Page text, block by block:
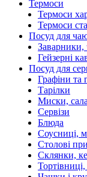
Термоси
Термоси
Термоси
Посуд для
Заварники,
Гейзерні
Посуд для
Графіни та
Тарілки
Миски,
Сервізи
Блюда
Соусниці,
Столові
Склянки,